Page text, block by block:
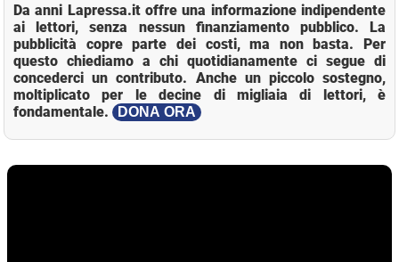
Da anni Lapressa.it offre una informazione indipendente
ai lettori, senza nessun finanziamento pubblico. La
pubblicità copre parte dei costi, ma non basta. Per
questo chiediamo a chi quotidianamente ci segue di
concederci un contributo. Anche un piccolo sostegno,
moltiplicato per le decine di migliaia di lettori, è
fondamentale.
DONA ORA